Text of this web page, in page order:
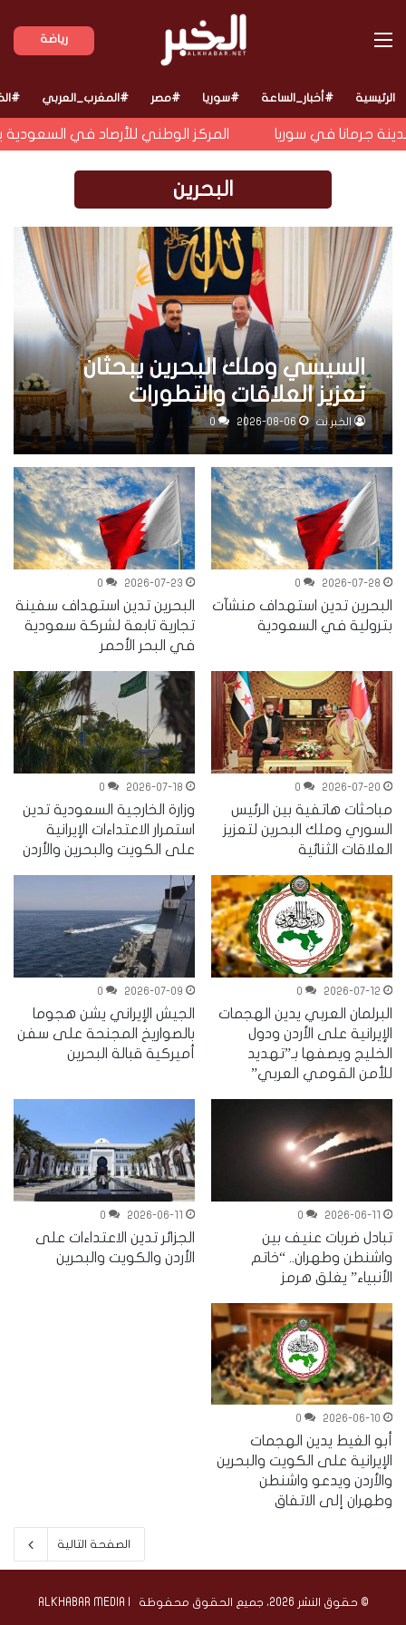
رياضة القائمة
الرئيسية #أخبار_الساعة #سوريا #مصر #المغرب_العربي
جرمانا في سوريا المركز الوطني للأرصاد في السعودية
البحرين
السيسي وملك البحرين يبحثان
تعزيز العلاقات والتطورات
الإقليمية
الخبر.نت 2026-08-06
0
2026-07-28
0
البحرين تدين استهداف منشآت
بترولية في السعودية
2026-07-23
0
البحرين تدين استهداف سفينة
تجارية تابعة لشركة سعودية
في البحر الأحمر
2026-07-20
0
مباحثات هاتفية بين الرئيس
السوري وملك البحرين لتعزيز
العلاقات الثنائية
2026-07-18
0
وزارة الخارجية السعودية تدين
استمرار الاعتداءات الإيرانية
على الكويت والبحرين والأردن
2026-07-12
0
البرلمان العربي يدين الهجمات
الإيرانية على الأردن ودول
الخليج ويصفها بـ”تهديد
للأمن القومي العربي”
2026-07-09
0
الجيش الإيراني يشن هجوما
بالصواريخ المجنحة على سفن
أميركية قبالة البحرين
2026-06-11
0
تبادل ضربات عنيف بين
واشنطن وطهران.. “خاتم
الأنبياء” يغلق هرمز
2026-06-11
0
الجزائر تدين الاعتداءات على
الأردن والكويت والبحرين
2026-06-10
0
أبو الغيط يدين الهجمات
الإيرانية على الكويت والبحرين
والأردن ويدعو واشنطن
وطهران إلى الاتفاق
الصفحة التالية
© حقوق النشر 2026، جميع الحقوق محفوظة | ALKHABAR MEDIA